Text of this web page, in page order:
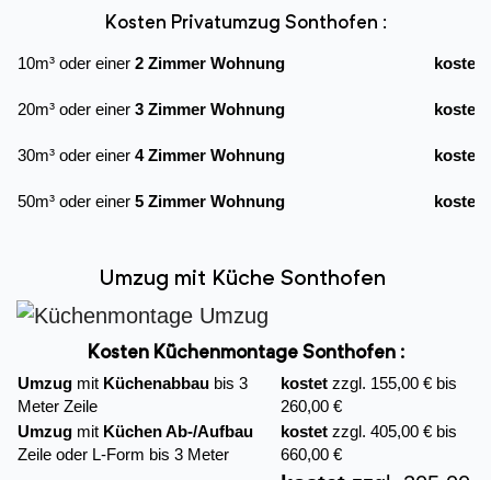
Kosten Privatumzug Sonthofen :
10m³ oder einer 2 Zimmer Wohnung kostet
20m³ oder einer 3 Zimmer Wohnung kostet
30m³ oder einer 4 Zimmer Wohnung kostet
50m³ oder einer 5 Zimmer Wohnung kostet
Umzug mit Küche Sonthofen
Kosten Küchenmontage Sonthofen :
Umzug mit Küchenabbau bis 3
Meter Zeile
kostet zzgl. 155,00 € bis
260,00 €
Umzug mit Küchen Ab-/Aufbau
Zeile oder L-Form bis 3 Meter
kostet zzgl. 405,00 € bis
660,00 €